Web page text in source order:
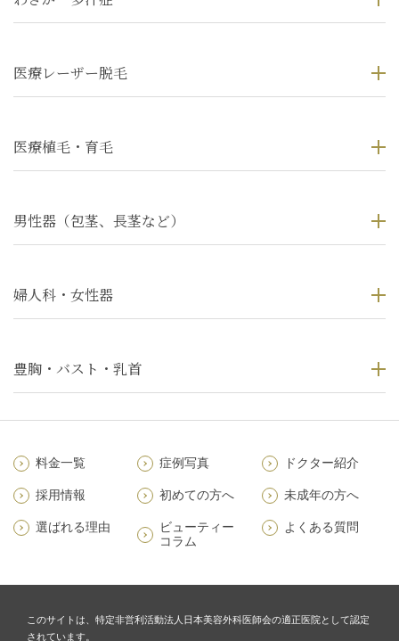
医療レーザー脱毛
医療植毛・育毛
男性器（包茎、長茎など）
婦人科・女性器
豊胸・バスト・乳首
料金一覧 症例写真 ドクター紹介
採用情報 初めての方へ 未成年の方へ
選ばれる理由
ビューティー
コラム
よくある質問
このサイトは、特定非営利活動法人日本美容外科医師会の適正医院として認定
されています。